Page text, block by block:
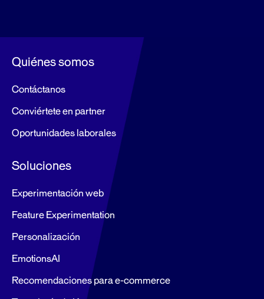
Quiénes somos
Contáctanos
Conviértete en partner
Oportunidades laborales
Soluciones
Experimentación web
Feature Experimentation
Personalización
EmotionsAI
Recomendaciones para e-commerce